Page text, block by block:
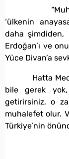
‘ülkenin
daha şimdiden,
Erdoğan’ı ve
Yüce Divan’a
Hatta
bile gerek
getirirsiniz, o
muhalefet olur.
Türkiye’nin